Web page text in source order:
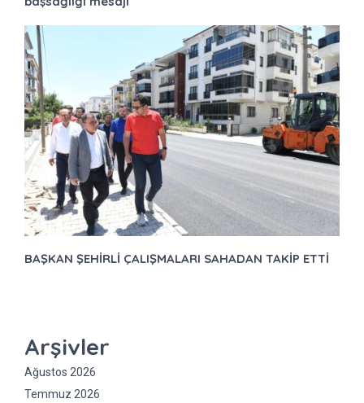
BAŞKAN ŞEHİRLİ ÇALIŞMALARI SAHADAN TAKİP ETTİ
Arşivler
Ağustos 2026
Temmuz 2026